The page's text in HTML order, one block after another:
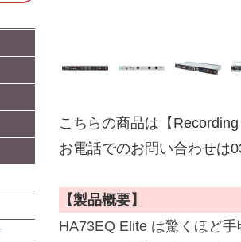
こちらの商品は【
お電話でのお問い合わせは
【製品概要】
HA73EQ Elite は驚くほど